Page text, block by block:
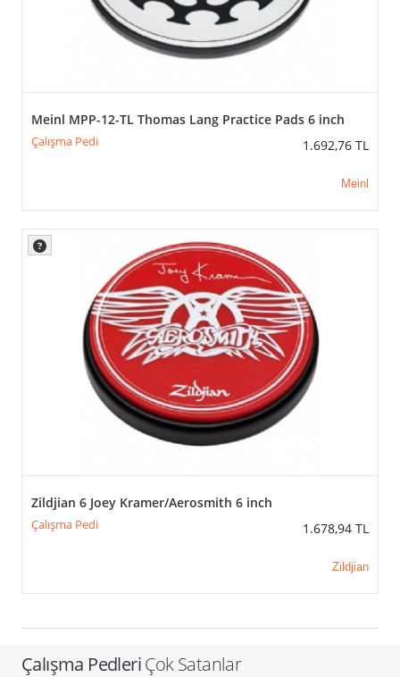
Meinl MPP-12-TL Thomas Lang Practice Pads 6 inch
Çalışma Pedi 1.692,76 TL
Meinl
Zildjian 6 Joey Kramer/Aerosmith 6 inch
Çalışma Pedi 1.678,94 TL
Zildjian
Çalışma PedleriÇok Satanlar